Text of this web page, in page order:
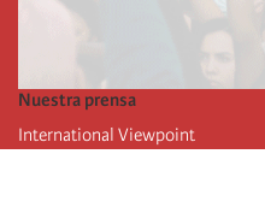
Nuestra prensa
International Viewpoint